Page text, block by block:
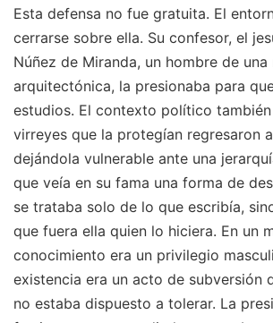
Esta defensa no fue gratuita. El
cerrarse sobre ella. Su confesor, el
Núñez de Miranda, un hombre de
arquitectónica, la presionaba para
estudios. El contexto político
virreyes que la protegían regresaron
dejándola vulnerable ante una
que veía en su fama una forma de
se trataba solo de lo que escribía,
que fuera ella quien lo hiciera. En un
conocimiento era un privilegio
existencia era un acto de subversión
no estaba dispuesto a tolerar. La